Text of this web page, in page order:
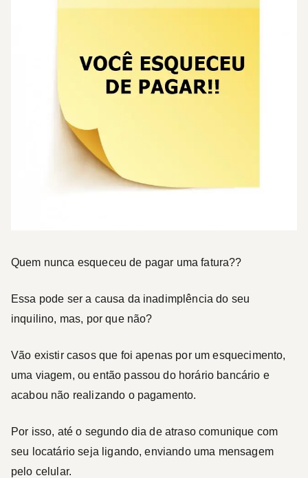
Quem nunca esqueceu de pagar uma fatura??
Essa pode ser a causa da inadimplência do seu
inquilino, mas, por que não?
Vão existir casos que foi apenas por um esquecimento,
uma viagem, ou então passou do horário bancário e
acabou não realizando o pagamento.
Por isso, até o segundo dia de atraso comunique com
seu locatário seja ligando, enviando uma mensagem
pelo celular.